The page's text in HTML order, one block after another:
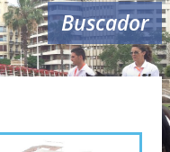
▼
▼
Buscador
Caballo